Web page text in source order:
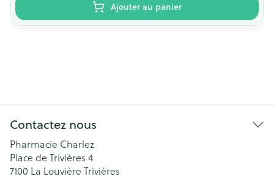
Ajouter au panier
Contactez nous
Pharmacie Charlez
Place de Trivières 4
7100 La Louvière Trivières